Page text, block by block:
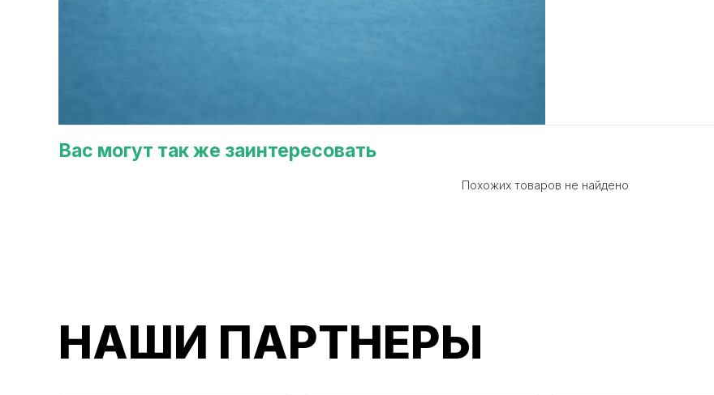
Вас могут так же заинтересовать
Похожих товаров не найдено
НАШИ ПАРТНЕРЫ